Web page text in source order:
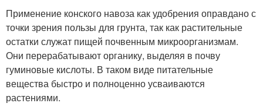
Применение конского навоза как удобрения оправдано с
точки зрения пользы для грунта, так как растительные
остатки служат пищей почвенным микроорганизмам.
Они перерабатывают органику, выделяя в почву
гуминовые кислоты. В таком виде питательные
вещества быстро и полноценно усваиваются
растениями.